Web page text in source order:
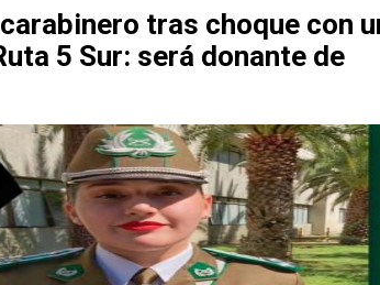
tras choque con
5 Sur: será donante de